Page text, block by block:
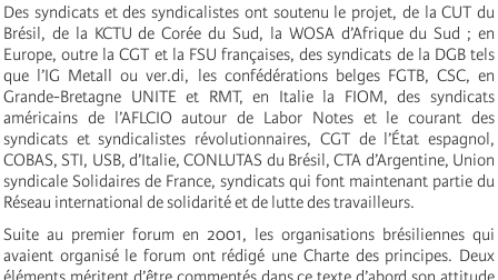
Des syndicats et des syndicalistes ont soutenu le projet, de la CUT du
Brésil, de la KCTU de Corée du Sud, la WOSA d’Afrique du Sud ; en
Europe, outre la CGT et la FSU françaises, des syndicats de la DGB tels
que l’IG Metall ou ver.di, les confédérations belges FGTB, CSC, en
Grande-Bretagne UNITE et RMT, en Italie la FIOM, des syndicats
américains de l’AFLCIO autour de Labor Notes et le courant des
syndicats et syndicalistes révolutionnaires, CGT de l’État espagnol,
COBAS, STI, USB, d’Italie, CONLUTAS du Brésil, CTA d’Argentine, Union
syndicale Solidaires de France, syndicats qui font maintenant partie du
Réseau international de solidarité et de lutte des travailleurs.
Suite au premier forum en 2001, les organisations brésiliennes qui
avaient organisé le forum ont rédigé une Charte des principes. Deux